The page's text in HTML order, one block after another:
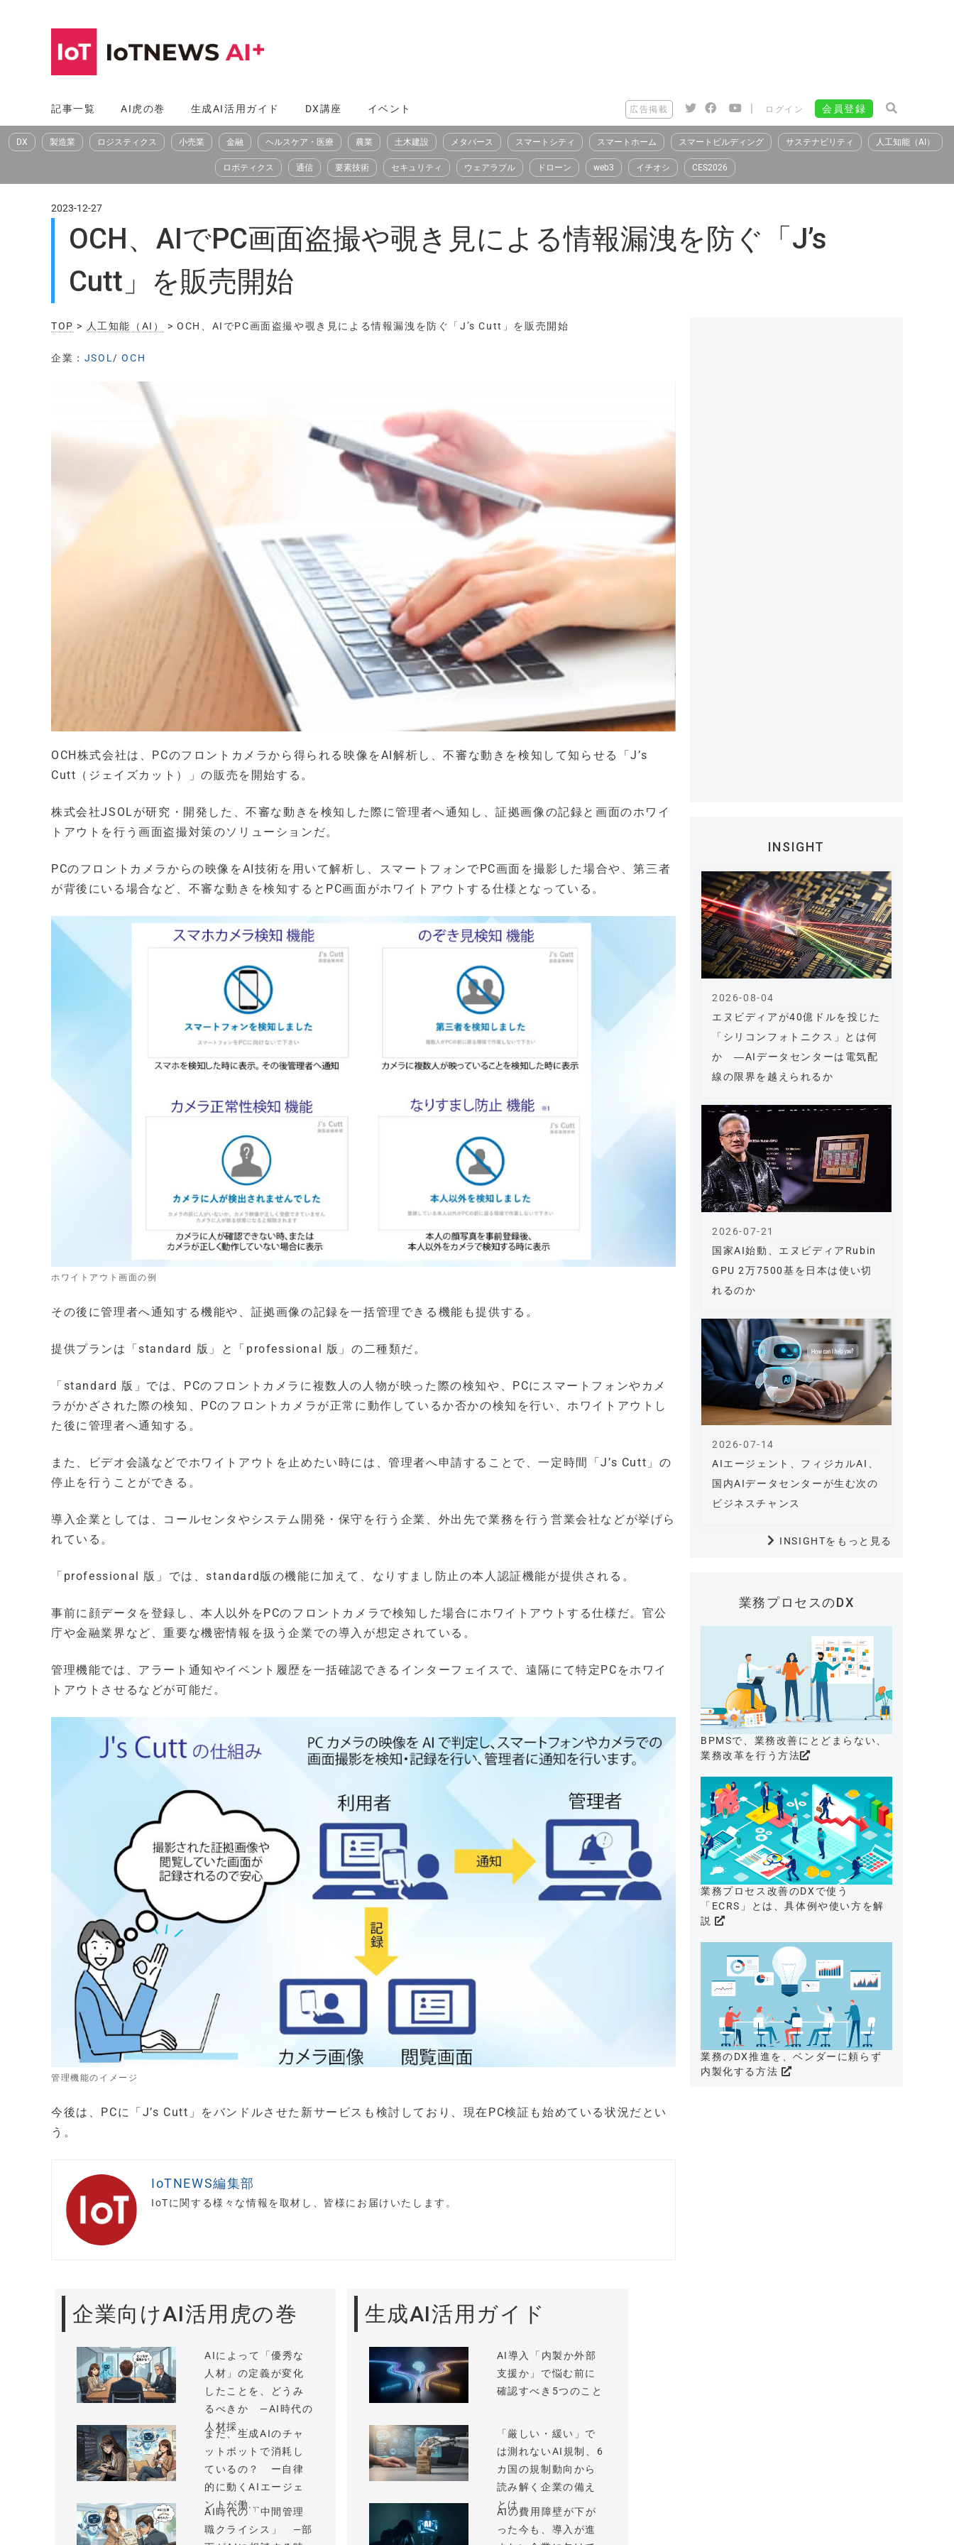
へ
ス
記事一覧 AI虎の巻 生成AI活用ガイド DX講座 イベント 広告掲載 | ログイン 会員登録
DX 製造業 ロジスティクス 小売業 金融 ヘルスケア・医療 農業 土木建設 メタバース スマートシティ スマートホーム スマートビルディング サステナビリティ 人工知能（AI）
ロボティクス 通信 要素技術 セキュリティ ウェアラブル ドローン web3 イチオシ CES2026
2023-12-27
OCH、AIでPC画面盗撮や覗き見による情報漏洩を防ぐ「J’s
Cutt」を販売開始
TOP > 人工知能（AI） > OCH、AIでPC画面盗撮や覗き見による情報漏洩を防ぐ「J’s Cutt」を販売開始
企業： JSOL /OCH
OCH株式会社は、PCのフロントカメラから得られる映像をAI解析し、不審な動きを検知して知らせる「J’s
Cutt（ジェイズカット）」の販売を開始する。
株式会社JSOLが研究・開発した、不審な動きを検知した際に管理者へ通知し、証拠画像の記録と画面のホワイ
トアウトを行う画面盗撮対策のソリューションだ。
PCのフロントカメラからの映像をAI技術を用いて解析し、スマートフォンでPC画面を撮影した場合や、第三者
が背後にいる場合など、不審な動きを検知するとPC画面がホワイトアウトする仕様となっている。
ホワイトアウト画面の例
その後に管理者へ通知する機能や、証拠画像の記録を一括管理できる機能も提供する。
提供プランは「standard 版」と「professional 版」の二種類だ。
「standard 版」では、PCのフロントカメラに複数人の人物が映った際の検知や、PCにスマートフォンやカメ
ラがかざされた際の検知、PCのフロントカメラが正常に動作しているか否かの検知を行い、ホワイトアウトし
た後に管理者へ通知する。
また、ビデオ会議などでホワイトアウトを止めたい時には、管理者へ申請することで、一定時間「J’s Cutt」の
停止を行うことができる。
導入企業としては、コールセンタやシステム開発・保守を行う企業、外出先で業務を行う営業会社などが挙げら
れている。
「professional 版」では、standard版の機能に加えて、なりすまし防止の本人認証機能が提供される。
事前に顔データを登録し、本人以外をPCのフロントカメラで検知した場合にホワイトアウトする仕様だ。官公
庁や金融業界など、重要な機密情報を扱う企業での導入が想定されている。
管理機能では、アラート通知やイベント履歴を一括確認できるインターフェイスで、遠隔にて特定PCをホワイ
トアウトさせるなどが可能だ。
管理機能のイメージ
今後は、PCに「J’s Cutt」をバンドルさせた新サービスも検討しており、現在PC検証も始めている状況だとい
う。
IoTNEWS編集部
IoTに関する様々な情報を取材し、皆様にお届けいたします。
企業向けAI活用虎の巻
AIによって「優秀な
人材」の定義が変化
したことを、どうみ
るべきか —AI時代の
人材採...
まだ、生成AIのチャ
ットボットで消耗し
ているの？ ー自律
的に動くAIエージェ
ントが働...
AI時代の「中間管理
職クライシス」 —部
生成AI活用ガイド
AI導入「内製か外部
支援か」で悩む前に
確認すべき5つのこと
「厳しい・緩い」で
は測れないAI規制、6
カ国の規制動向から
読み解く企業の備え
とは
AIの費用障壁が下が
った今も、導入が進
INSIGHT
エヌビディアが40億ドルを投じた
「シリコンフォトニクス」とは何
か ―AIデータセンターは電気配
線の限界を越えられるか
2026-08-04
国家AI始動、エヌビディアRubin
GPU 2万7500基を日本は使い切
れるのか
2026-07-21
AIエージェント、フィジカルAI、
国内AIデータセンターが生む次の
ビジネスチャンス
2026-07-14
INSIGHTをもっと見る
業務プロセスのDX
BPMSで、業務改善にとどまらない、
業務改革を行う方法
業務プロセス改善のDXで使う
「ECRS」とは、具体例や使い方を解
説
業務のDX推進を、ベンダーに頼らず
内製化する方法